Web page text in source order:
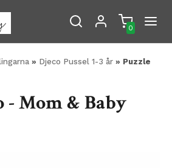
0
» Djeco Pussel 1-3 år » Puzzle
- Mom & Baby